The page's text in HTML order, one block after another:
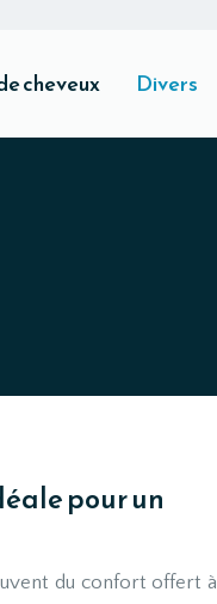
cheveux Divers
pour un
du confort offert à